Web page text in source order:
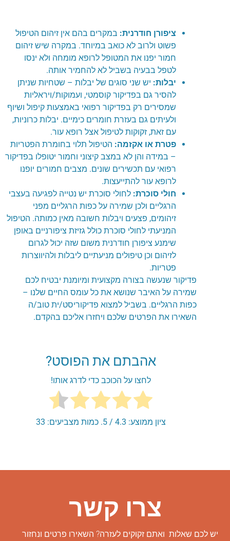
ציפורן חודרנית: במקרים בהם אין זיהום הטיפול
פשוט ולרוב לא כואב במיוחד. במקרה שיש זיהום
חמור יפנו את המטופל לרופא מומחה ולא ינסו
לטפל בבעיה בשביל לא להחמיר אותה.
יבלות: יש שני סוגים של יבלות – שטחיות שניתן
להסיר גם בפדיקור קוסמטי, ועמוקות/ויראליות
שמסירים רק בפדיקור רפואי באמצעות קיפול ושיוף
ולעיתים גם בעזרת חומרים כימיים. יבלות כרוניות,
עם זאת, זקוקות לטיפול אצל רופא עור.
פטרת או אקזמה: הטיפול תלוי בחומרת הפטריות
– במידה והן לא במצב קיצוני וחמור יטופלו בפדיקור
רפואי עם תכשירים שונים. מצבים חמורים יופנו
לרופא עור להתייעצות.
חולי סוכרת: לחולי סוכרת יש נטייה לפגיעה בעצבי
הרגליים ולכן שמירה על כפות הרגליים מפני
זיהומים, פצעים ויבלות חשובה מאין כמותה. הטיפול
המניעתי לחולי סוכרת כולל גזיזת ציפורניים באופן
שימנע ציפורן חודרנית משום שזה יכול לגרום
לזיהום וכן טיפולים מניעתיים ליבלות ולהיווצרות
פטריות.
פדיקור שנעשה בצורה מקצועית ומיומנת יבטיח לכם
שמירה על האיבר שנושא את כל עומס החיים שלנו –
כפות הרגליים. בשביל למצוא פדיקוריסט/ית טוב/ה
השאירו את הפרטים שלכם ויחזרו אליכם בהקדם.
אהבתם את הפוסט?
לחצו על הכוכב כדי לדרג אותו!
ציון ממוצע: 4.3 / 5. כמות מצביעים: 33
צרו קשר
יש לכם שאלות ואתם זקוקים לעזרה? השאירו פרטים ונחזור